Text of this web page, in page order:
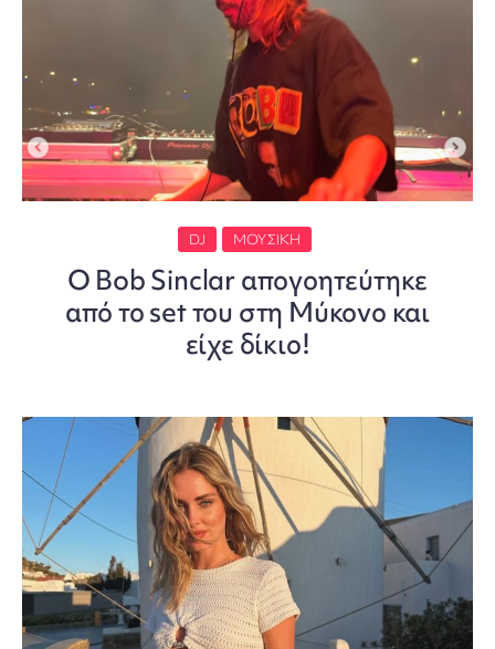
DJ ΜΟΥΣΙΚΉ
O Bob Sinclar απογοητεύτηκε
από το set του στη Μύκονο και
είχε δίκιο!